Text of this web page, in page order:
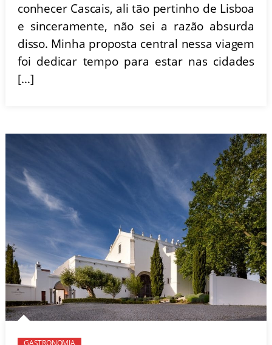
conhecer Cascais, ali tão pertinho de Lisboa
e sinceramente, não sei a razão absurda
disso. Minha proposta central nessa viagem
foi dedicar tempo para estar nas cidades
[…]
GASTRONOMIA